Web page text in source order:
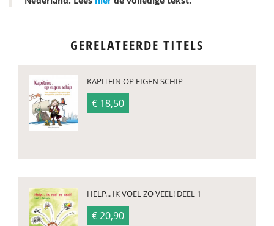
GERELATEERDE TITELS
KAPITEIN OP EIGEN SCHIP
€ 18,50
HELP... IK VOEL ZO VEEL! DEEL 1
€ 20,90